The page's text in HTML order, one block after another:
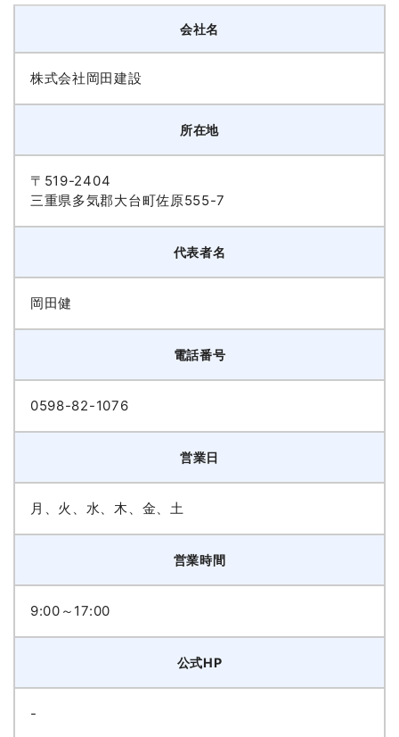
会社名
株式会社岡田建設
所在地
〒519-2404
三重県多気郡大台町佐原555-7
代表者名
岡田健
電話番号
0598-82-1076
営業日
月、火、水、木、金、土
営業時間
9:00～17:00
公式HP
-